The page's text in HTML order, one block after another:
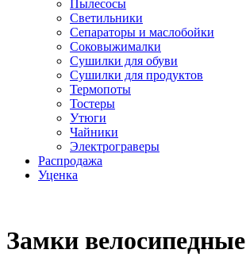
Пылесосы
Светильники
Сепараторы и маслобойки
Соковыжималки
Сушилки для обуви
Сушилки для продуктов
Термопоты
Тостеры
Утюги
Чайники
Электрограверы
Распродажа
Уценка
Замки велосипедные